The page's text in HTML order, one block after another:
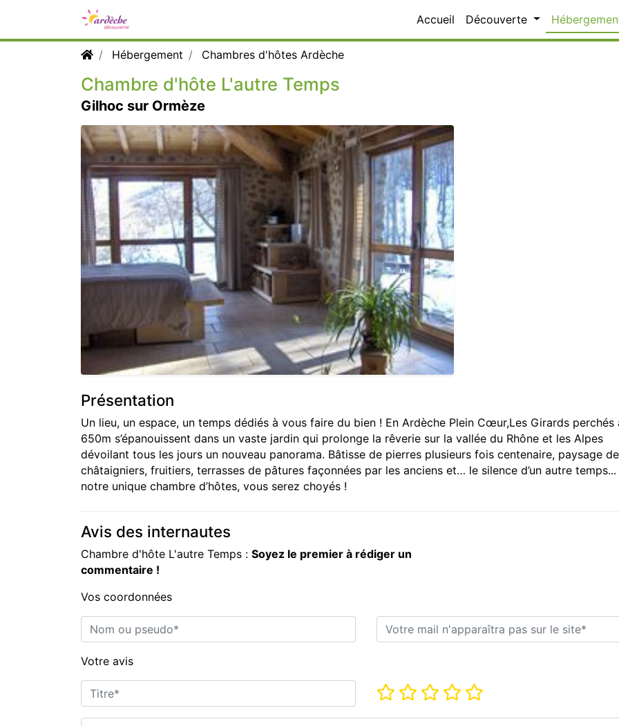
Accueil Découverte
Hébergement Chambres d'hôtes Ardèche
Chambre d'hôte L'autre Temps
Gilhoc sur Ormèze
Présentation
Un lieu, un espace, un temps dédiés à vous faire du bien ! En Ardèche Plein Cœur,Les Girards perchés
650m s’épanouissent dans un vaste jardin qui prolonge la rêverie sur la vallée du Rhône et les Alpes
dévoilant tous les jours un nouveau panorama. Bâtisse de pierres plusieurs fois centenaire, paysage de
châtaigniers, fruitiers, terrasses de pâtures façonnées par les anciens et… le silence d’un autre temps...
notre unique chambre d’hôtes, vous serez choyés !
Avis des internautes
Chambre d'hôte L'autre Temps : Soyez le premier à rédiger un
commentaire !
Vos coordonnées
Nom ou pseudo*
E-mail*
Votre avis
Titre*
Note*